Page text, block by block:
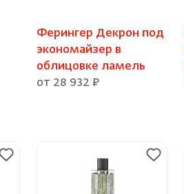
Ферингер Декрон под
экономайзер в
облицовке ламель
от 28 932 ₽